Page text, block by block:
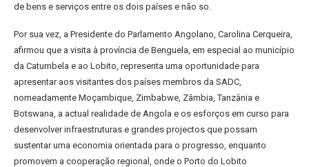
de bens e serviços entre os dois países e não so.
Por sua vez, a Presidente do Parlamento Angolano, Carolina Cerqueira,
afirmou que a visita à província de Benguela, em especial ao município
da Catumbela e ao Lobito, representa uma oportunidade para
apresentar aos visitantes dos países membros da SADC,
nomeadamente Moçambique, Zimbabwe, Zâmbia, Tanzânia e
Botswana, a actual realidade de Angola e os esforços em curso para
desenvolver infraestruturas e grandes projectos que possam
sustentar uma economia orientada para o progresso, enquanto
promovem a cooperação regional, onde o Porto do Lobito